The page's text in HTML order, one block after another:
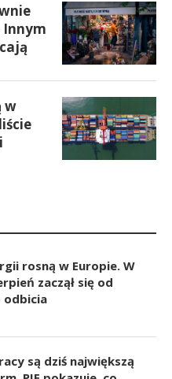
Innym
w
rosną w Europie. W
zaczął się od
odbicia
są dziś największą